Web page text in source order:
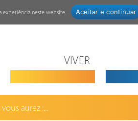
VIVER
aurez :...
experiência neste website. Aceitar e continuar